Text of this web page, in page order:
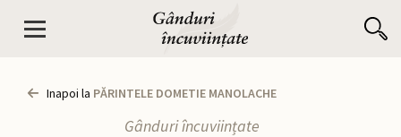
Inapoi la PĂRINTELE DOMETIE MANOLACHE
Gânduri încuviințate